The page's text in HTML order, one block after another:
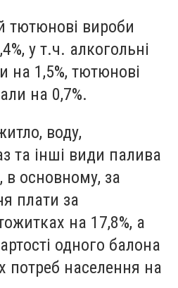
тютюнові вироби
у т.ч. алкогольні
на 1,5%, тютюнові
на 0,7%.
воду,
та інші види палива
в основному, за
плати за
на 17,8%, а
одного балона
потреб населення на